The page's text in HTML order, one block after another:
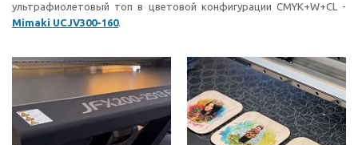
ультрафиолетовый топ в цветовой конфигурации CMYK+W+CL -
Mimaki UCJV300-160.